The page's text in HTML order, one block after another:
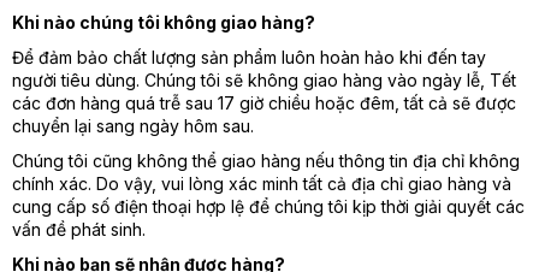
Khi nào chúng tôi không giao hàng?
Để đảm bảo chất lượng sản phẩm luôn hoàn hảo khi đến tay
người tiêu dùng. Chúng tôi sẽ không giao hàng vào ngày lễ, Tết
các đơn hàng quá trễ sau 17 giờ chiều hoặc đêm, tất cả sẽ được
chuyển lại sang ngày hôm sau.
Chúng tôi cũng không thể giao hàng nếu thông tin địa chỉ không
chính xác. Do vậy, vui lòng xác minh tất cả địa chỉ giao hàng và
cung cấp số điện thoại hợp lệ để chúng tôi kịp thời giải quyết các
vấn đề phát sinh.
Khi nào bạn sẽ nhận được hàng?